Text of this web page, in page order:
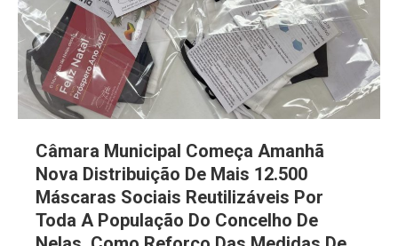
Câmara Municipal Começa Amanhã
Nova Distribuição De Mais 12.500
Máscaras Sociais Reutilizáveis Por
Toda A População Do Concelho De